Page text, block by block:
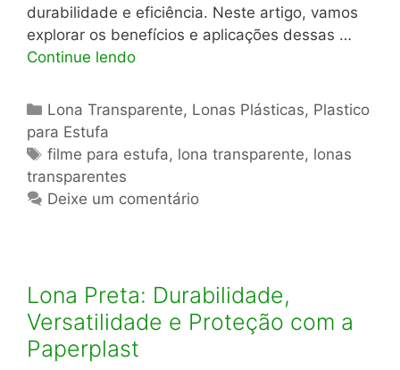
durabilidade e eficiência. Neste artigo, vamos
explorar os benefícios e aplicações dessas …
Continue lendo
Categorias
Lona Transparente, Lonas Plásticas, Plastico
para Estufa
Tags
filme para estufa, lona transparente, lonas
transparentes
Deixe um comentário
Lona Preta: Durabilidade,
Versatilidade e Proteção com a
Paperplast